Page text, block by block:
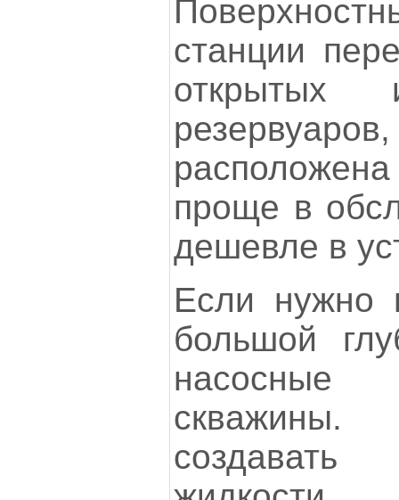
станции
открытых
проще в
дешевле в
Если нужно
большой